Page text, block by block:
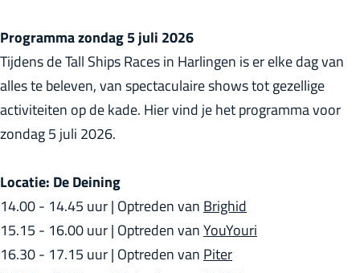
N
a
n
d
Programma zondag 5 juli 2026
Tijdens de Tall Ships Races in Harlingen is er elke dag van
alles te beleven, van spectaculaire shows tot gezellige
activiteiten op de kade. Hier vind je het programma voor
zondag 5 juli 2026.
Locatie: De Deining
14.00 - 14.45 uur | Optreden van Brighid
15.15 - 16.00 uur | Optreden vanYouYouri
16.30 - 17.15 uur | Optreden van Piter